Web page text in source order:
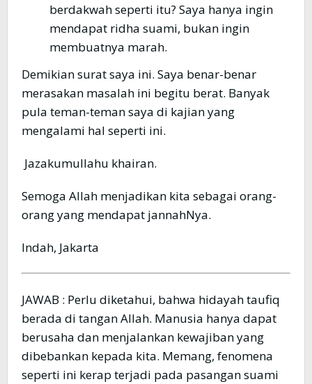
berdakwah seperti itu? Saya hanya ingin
mendapat ridha suami, bukan ingin
membuatnya marah.
Demikian surat saya ini. Saya benar-benar
merasakan masalah ini begitu berat. Banyak
pula teman-teman saya di kajian yang
mengalami hal seperti ini.
Jazakumullahu khairan.
Semoga Allah menjadikan kita sebagai orang-
orang yang mendapat jannahNya.
Indah, Jakarta
JAWAB : Perlu diketahui, bahwa hidayah taufiq
berada di tangan Allah. Manusia hanya dapat
berusaha dan menjalankan kewajiban yang
dibebankan kepada kita. Memang, fenomena
seperti ini kerap terjadi pada pasangan suami